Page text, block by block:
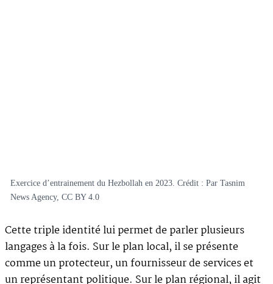
Exercice d’entrainement du Hezbollah en 2023. Crédit : Par Tasnim
News Agency, CC BY 4.0
Cette triple identité lui permet de parler plusieurs
langages à la fois. Sur le plan local, il se présente
comme un protecteur, un fournisseur de services et
un représentant politique. Sur le plan régional, il agit